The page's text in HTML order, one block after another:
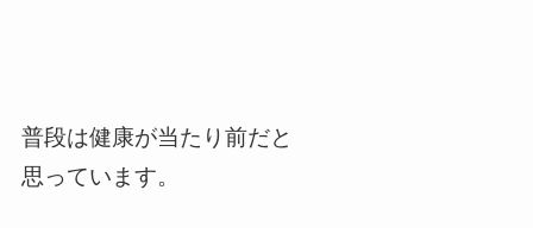
普段は健康が当たり前だと
思っています。